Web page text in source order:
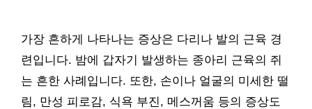
가장 흔하게 나타나는 증상은 다리나 발의 근육 경
련입니다. 밤에 갑자기 발생하는 종아리 근육의 쥐
는 흔한 사례입니다. 또한, 손이나 얼굴의 미세한 떨
림, 만성 피로감, 식욕 부진, 메스꺼움 등의 증상도